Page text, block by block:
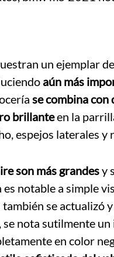
un ejemplar
aún más
se combina con
brillanteen la
espejos laterales y
son más grandesy
notable a simple
se actualizó
se nota sutilmente
en color